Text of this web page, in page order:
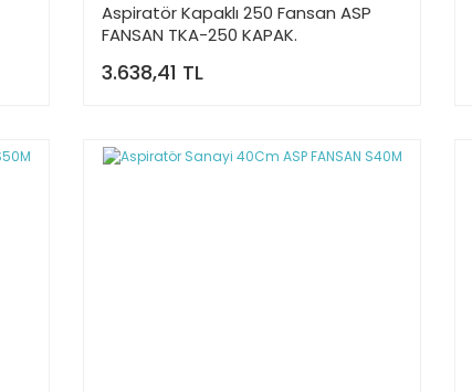
Aspiratör Kapaklı 250 Fansan ASP
FANSAN TKA-250 KAPAK.
3.638,41 TL